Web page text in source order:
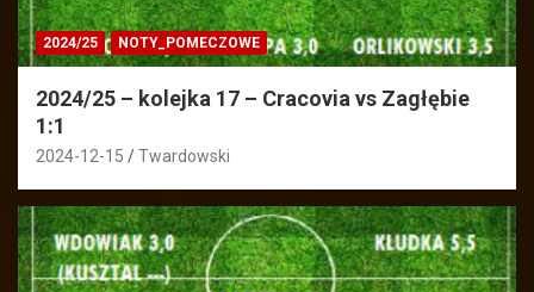
2024/25 NOTY_POMECZOWE
2024/25 – kolejka 17 – Cracovia vs Zagłębie
1:1
2024-12-15 Twardowski